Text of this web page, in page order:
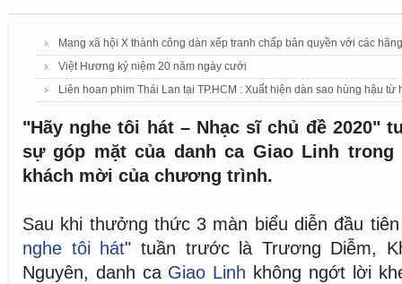
Mạng xã hội X thành công dàn xếp tranh chấp bản quyền với các
Việt Hương kỷ niệm 20 năm ngày cưới
Liên hoan phim Thái Lan tại TP.HCM : Xuất hiện dàn sao hùng hậu từ
"Hãy nghe tôi hát – Nhạc sĩ chủ đề 2020"
sự góp mặt của danh ca Giao Linh
khách mời của chương trình.
Sau khi thưởng thức 3 màn biểu diễn đầu
nghe tôi hát" tuần trước là Trương Diễm,
Nguyên, danh ca Giao Linh không ngớt lời